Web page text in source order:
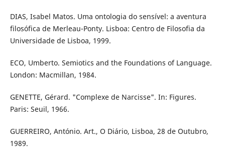
DIAS, Isabel Matos. Uma ontologia do sensível: a aventura
filosófica de Merleau-Ponty. Lisboa: Centro de Filosofia da
Universidade de Lisboa, 1999.
ECO, Umberto. Semiotics and the Foundations of Language.
London: Macmillan, 1984.
GENETTE, Gérard. "Complexe de Narcisse". In: Figures.
Paris: Seuil, 1966.
GUERREIRO, António. Art., O Diário, Lisboa, 28 de Outubro,
1989.